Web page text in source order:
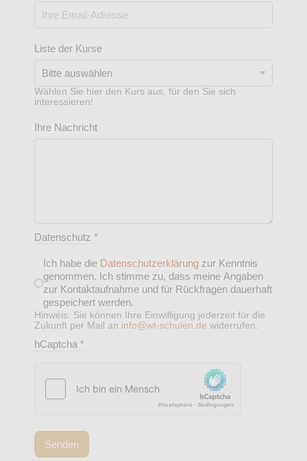
Liste der Kurse
Wählen Sie hier den Kurs aus, für den Sie sich
interessieren!
Ihre Nachricht
Datenschutz *
Ich habe die Datenschutzerklärung zur Kenntnis
genommen. Ich stimme zu, dass meine Angaben
zur Kontaktaufnahme und für Rückfragen dauerhaft
gespeichert werden.
Hinweis: Sie können Ihre Einwilligung jederzeit für die
Zukunft per Mail an info@wt-schulen.de widerrufen.
hCaptcha *
Senden